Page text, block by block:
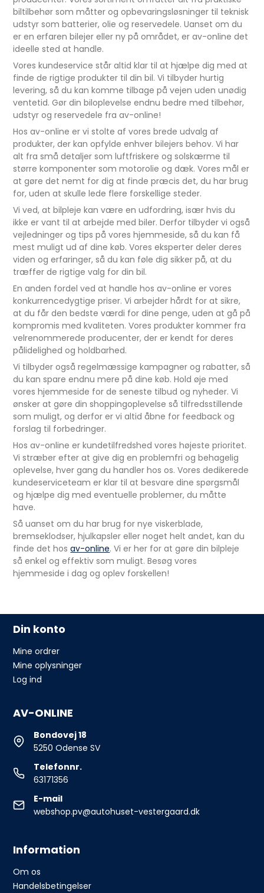
biltilbehør som måtter og opbevaringsløsninger til teknisk
udstyr som batterier, olie og reservedele. Uanset om du
er en erfaren bilejer eller ny på området, er av-online det
ideelle sted at handle.
Vores kundeservice står altid klar til at hjælpe dig med at
finde de rigtige produkter til din bil. Vi tilbyder hurtig
levering, så du kan komme tilbage på vejen uden unødig
ventetid. Gør din biloplevelse endnu bedre med tilbehør,
udstyr og reservedele fra av-online!
Hos av-online er vi stolte af vores brede udvalg af
produkter, der kan opfylde enhver bilejers behov. Vi har
alt fra små detaljer som luftfriskere og solskærme til
større komponenter som motorolie og dæk. Vores mål er
at gøre det nemt for dig at finde præcis det, du har brug
for, uden at skulle lede flere forskellige steder.
Vi ved, at bilpleje kan være en udfordring, især hvis du
ikke er vant til at arbejde med biler. Derfor tilbyder vi også
vejledninger og tips på vores hjemmeside, så du kan få
mest muligt ud af dine køb. Vores eksperter deler deres
viden og erfaringer, så du kan føle dig sikker på, at du
træffer de rigtige valg for din bil.
En anden fordel ved at handle hos av-online er vores
konkurrencedygtige priser. Vi arbejder hårdt for at sikre,
at du får den bedste værdi for dine penge, uden at gå på
kompromis med kvaliteten. Vores produkter kommer fra
velrenommerede producenter, der er kendt for deres
pålidelighed og holdbarhed.
Vi tilbyder også regelmæssige kampagner og rabatter, så
du kan spare endnu mere på dine køb. Hold øje med
vores hjemmeside for de seneste tilbud og nyheder. Vi
ønsker at gøre din shoppingoplevelse så tilfredsstillende
som muligt, og derfor er vi altid åbne for feedback og
forslag til forbedringer.
Hos av-online er kundetilfredshed vores højeste prioritet.
Vi stræber efter at give dig en problemfri og behagelig
oplevelse, hver gang du handler hos os. Vores dedikerede
kundeserviceteam er klar til at besvare dine spørgsmål
og hjælpe dig med eventuelle problemer, du måtte
have.
Så uanset om du har brug for nye viskerblade,
bremseklodser, hjulkapsler eller noget helt andet, kan du
finde det hosav-online. Vi er her for at gøre din bilpleje
så enkel og effektiv som muligt. Besøg vores
hjemmeside i dag og oplev forskellen!
Din konto
Mine ordrer
Mine oplysninger
Log ind
AV-ONLINE
Bondovej 18
5250 Odense SV
Telefonnr.
63171356
E-mail
webshop.pv@autohuset-vestergaard.dk
Information
Om os
Handelsbetingelser